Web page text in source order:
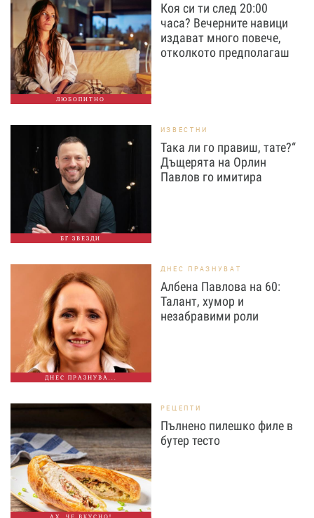
ЛЮБОПИТНО
Коя си ти след 20:00
часа? Вечерните навици
издават много повече,
отколкото предполагаш
БГ ЗВЕЗДИ
ИЗВЕСТНИ
Така ли го правиш, тате?“
Дъщерята на Орлин
Павлов го имитира
ДНЕС ПРАЗНУВА...
ДНЕС ПРАЗНУВАТ
Албена Павлова на 60:
Талант, хумор и
незабравими роли
РЕЦЕПТИ
Пълнено пилешко филе в
бутер тесто